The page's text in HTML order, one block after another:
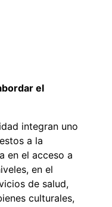
el
integran uno
a la
en el acceso a
en el
de salud,
culturales,